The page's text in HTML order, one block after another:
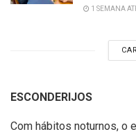
1 SEMANA
ESCONDERIJOS
Com hábitos noturnos, o